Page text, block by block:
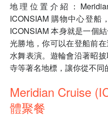
地理位置介紹：
ICONSIAM 購物中心登船
ICONSIAM 本身就是一個
光勝地，你可以在登船前
水舞表演。遊輪會沿著昭
寺等著名地標，讓你從不同
Meridian Cruise
體聚餐